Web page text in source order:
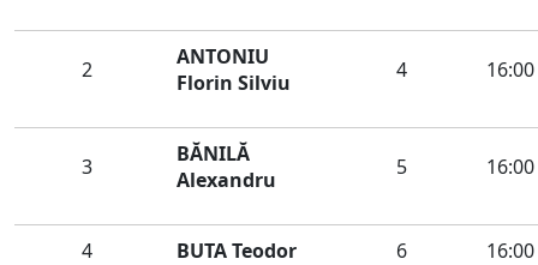
2
ANTONIU
Florin Silviu
4 16:00
3
BĂNILĂ
Alexandru
5 16:00
4 BUTA Teodor 6 16:00